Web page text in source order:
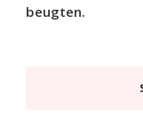
beugten.